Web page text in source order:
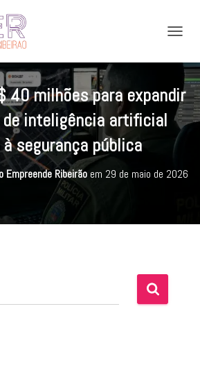
R
N
A
R
N
V
Ç
40 milhões para expandir
inteligência artificial
segurança pública
Empreende Ribeirão em 29 de maio de 2026